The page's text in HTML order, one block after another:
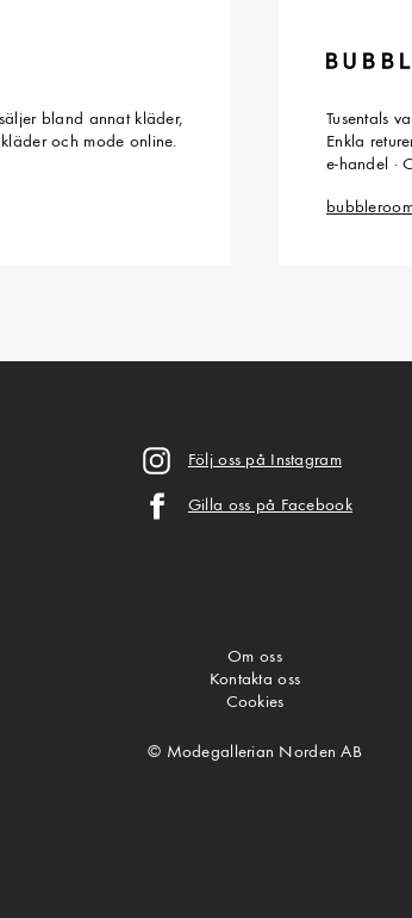
bland annat kläder,
och mode online.
Tusentals
Enkla
e-handel ·
Följ oss på Instagram
Gilla oss på Facebook
Om oss
Kontakta oss
Cookies
© Modegallerian Norden AB